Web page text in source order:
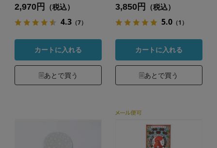
2,970円 （税込）
4.3（7）
カートに入れる
あとで買う
3,850円 （税込）
5.0（1）
カートに入れる
あとで買う